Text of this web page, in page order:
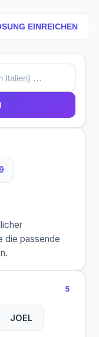
EINREICHEN
9
9 Buchstaben
die passende
5
JOEL